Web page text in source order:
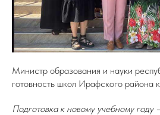
Министр образования и науки
готовность школ Ирафского района
Подготовка к новому учебному году